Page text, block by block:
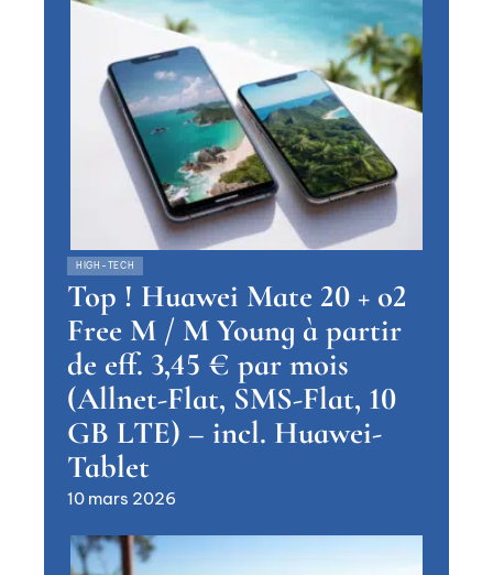
HIGH-TECH
Top ! Huawei Mate 20 + o2
Free M / M Young à partir
de eff. 3,45 € par mois
(Allnet-Flat, SMS-Flat, 10
GB LTE) – incl. Huawei-
Tablet
10 mars 2026